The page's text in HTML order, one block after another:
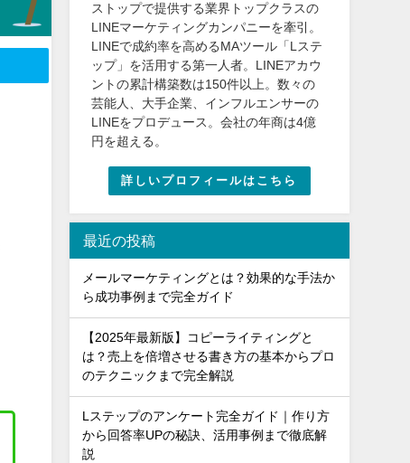
ストップで提供する業界トップクラスの
LINEマーケティングカンパニーを牽引。
LINEで成約率を高めるMAツール「Lステ
ップ」を活用する第一人者。LINEアカウ
ントの累計構築数は150件以上。数々の
芸能人、大手企業、インフルエンサーの
LINEをプロデュース。会社の年商は4億
円を超える。
詳しいプロフィールはこちら
最近の投稿
メールマーケティングとは？効果的な手法か
ら成功事例まで完全ガイド
【2025年最新版】コピーライティングと
は？売上を倍増させる書き方の基本からプロ
のテクニックまで完全解説
Lステップのアンケート完全ガイド｜作り方
から回答率UPの秘訣、活用事例まで徹底解
説